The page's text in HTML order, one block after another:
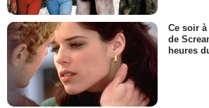
Ce soir
de
heures